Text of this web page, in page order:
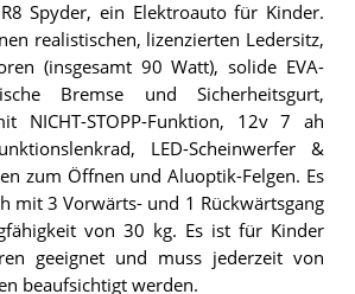
Spyder, ein Elektroauto für Kinder.
realistischen, lizenzierten Ledersitz,
(insgesamt 90 Watt), solide EVA-
Bremse und Sicherheitsgurt,
NICHT-STOPP-Funktion, 12v 7 ah
LED-Scheinwerfer &
zum Öffnen und Aluoptik-Felgen. Es
mit 3 Vorwärts- und 1 Rückwärtsgang
von 30 kg. Es ist für Kinder
geeignet und muss jederzeit von
beaufsichtigt werden.